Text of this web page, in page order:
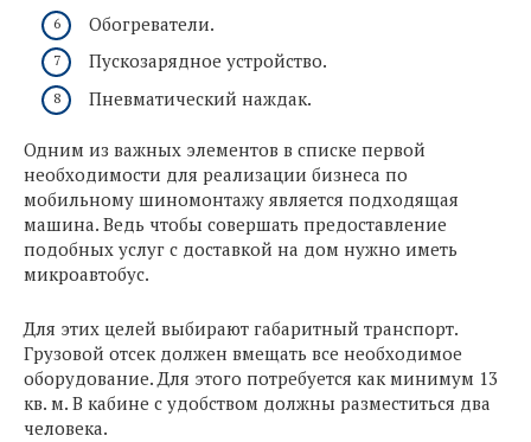
Обогреватели.
Пускозарядное устройство.
Пневматический наждак.
Одним из важных элементов в списке первой
необходимости для реализации бизнеса по
мобильному шиномонтажу является подходящая
машина. Ведь чтобы совершать предоставление
подобных услуг с доставкой на дом нужно иметь
микроавтобус.
Для этих целей выбирают габаритный транспорт.
Грузовой отсек должен вмещать все необходимое
оборудование. Для этого потребуется как минимум 13
кв. м. В кабине с удобством должны разместиться два
человека.